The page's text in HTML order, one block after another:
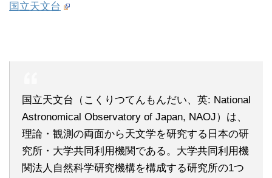
国立天文台
国立天文台（こくりつてんもんだい、英: National
Astronomical Observatory of Japan, NAOJ）は、
理論・観測の両面から天文学を研究する日本の研
究所・大学共同利用機関である。大学共同利用機
関法人自然科学研究機構を構成する研究所の1つ